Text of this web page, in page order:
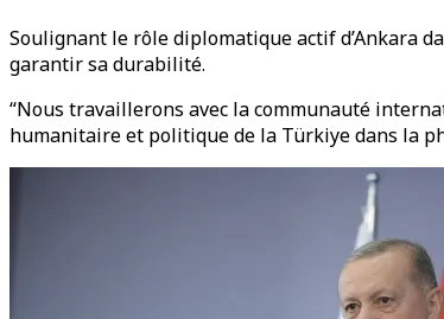
Soulignant le rôle diplomatique actif d’Ankara
garantir sa durabilité.
“Nous travaillerons avec la communauté
humanitaire et politique de la Türkiye dans la